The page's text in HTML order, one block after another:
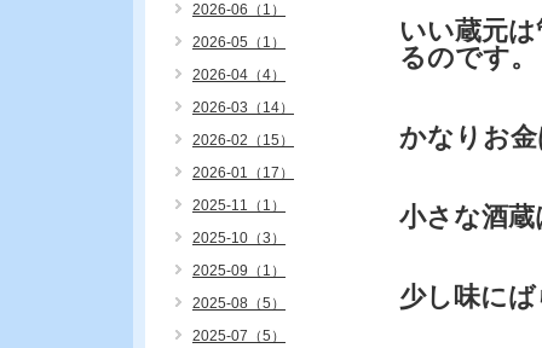
いい蔵元
るのです。
かなりお
小さな酒
少し味に
2026-06（1）
2026-05（1）
2026-04（4）
2026-03（14）
2026-02（15）
2026-01（17）
2025-11（1）
2025-10（3）
2025-09（1）
2025-08（5）
2025-07（5）